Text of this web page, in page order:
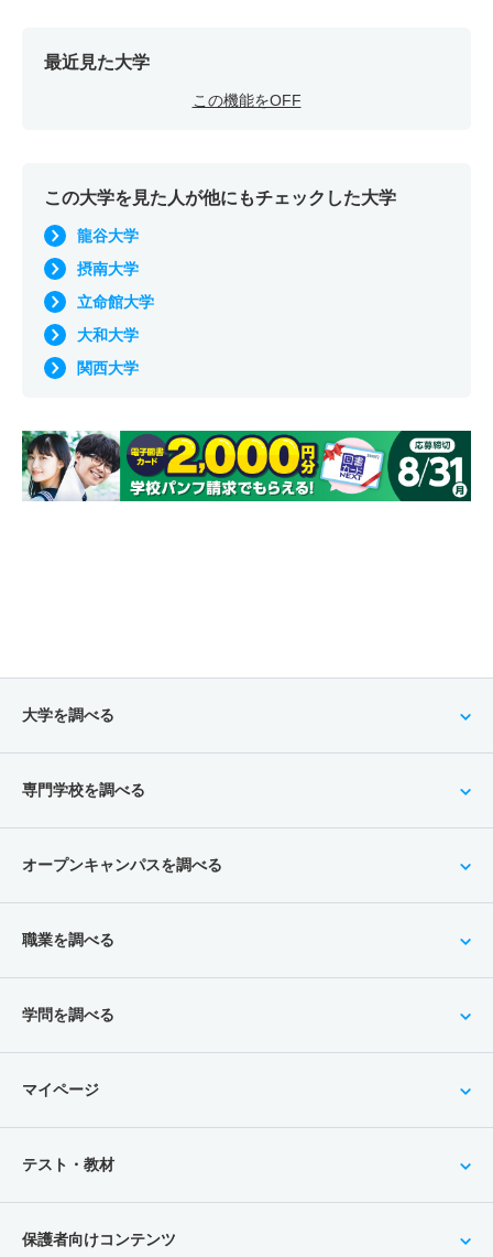
最近見た大学
この機能をOFF
この大学を見た人が他にもチェックした大学
龍谷大学
摂南大学
立命館大学
大和大学
関西大学
大学を調べる
専門学校を調べる
オープンキャンパスを調べる
職業を調べる
学問を調べる
マイページ
テスト・教材
保護者向けコンテンツ